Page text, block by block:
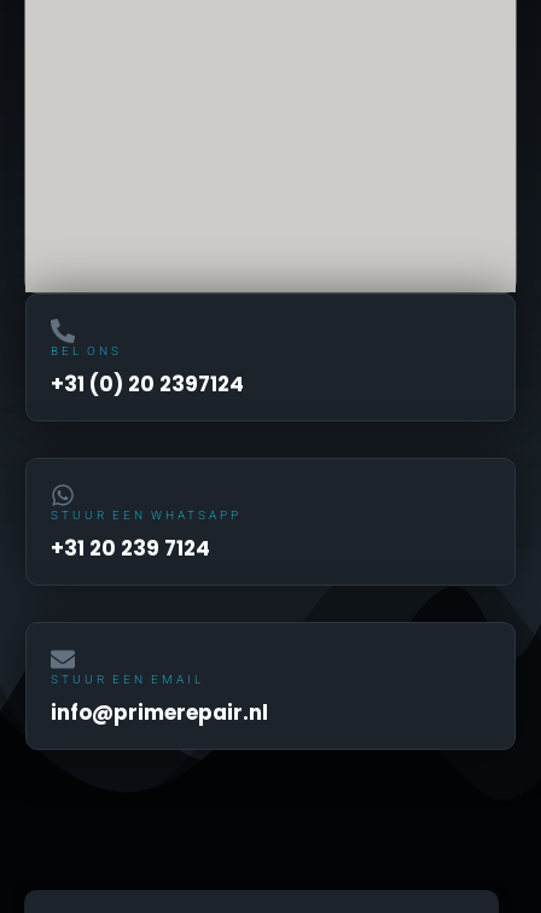
BEL ONS
+31 (0) 20 2397124
STUUR EEN WHATSAPP
+31 20 239 7124
STUUR EEN EMAIL
info@primerepair.nl